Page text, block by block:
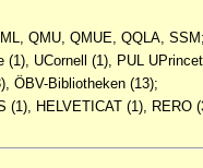
QMU, QMUE, QQLA, SSM;
UCornell (1), PUL
ÖBV-Bibliotheken (13);
HELVETICAT (1), RERO